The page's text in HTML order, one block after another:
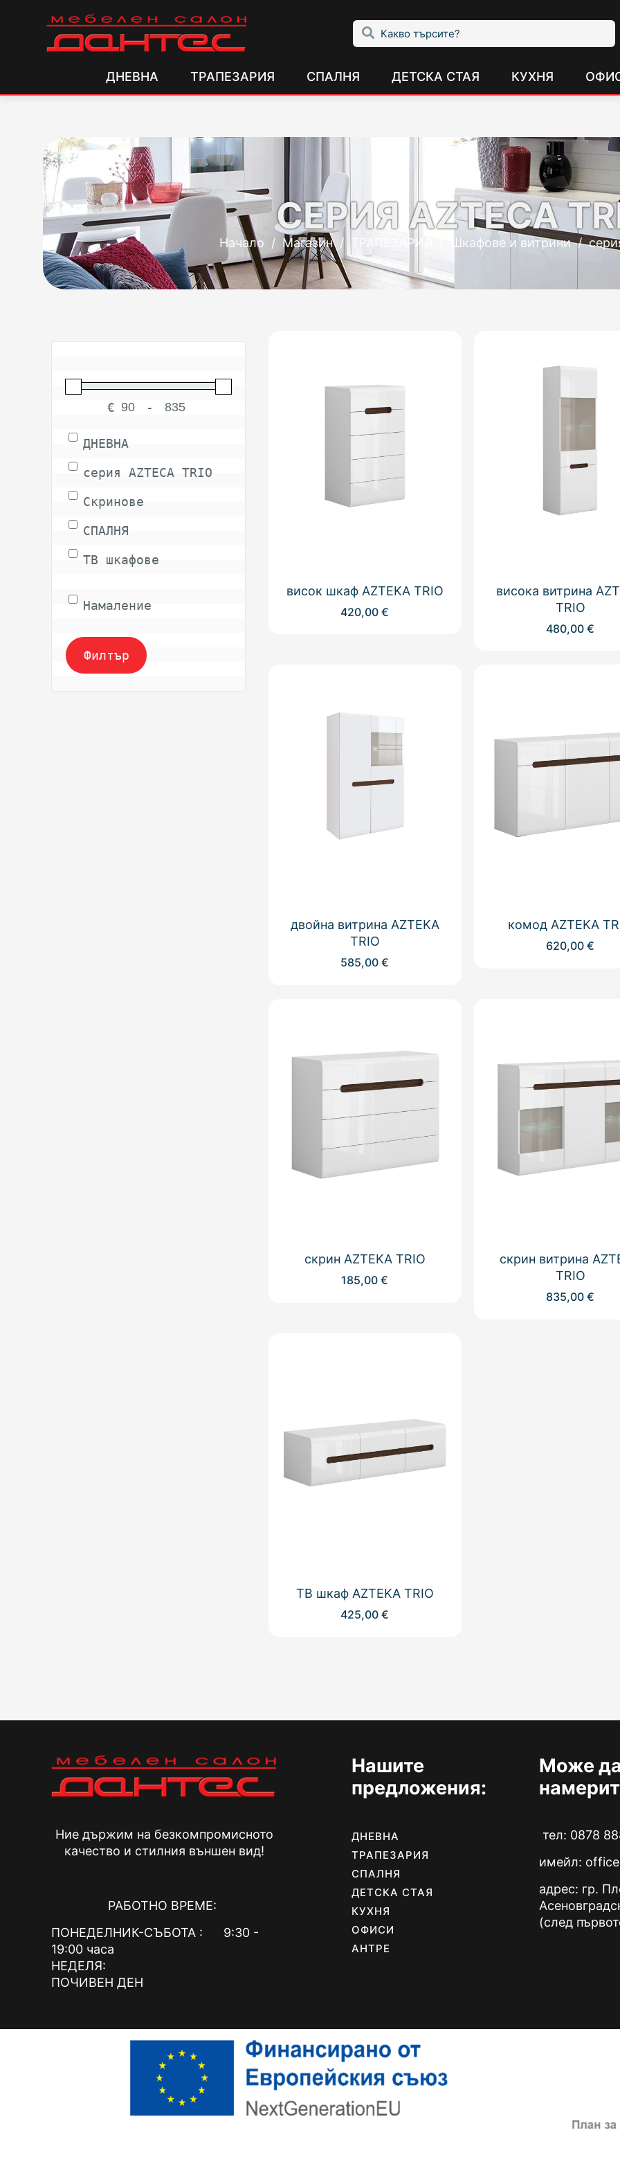
ДНЕВНА ТРАПЕЗАРИЯ СПАЛНЯ ДЕТСКА СТАЯ КУХНЯ
СЕРИЯ AZTECA
Начало / Магазин/ ТРАПЕЗАРИЯ Шкафове и витрини/
€ Minimum Price
- Maximum Price
ДНЕВНА
серия AZTECA TRIO
Скринове
СПАЛНЯ
ТВ шкафове
Намаление
Филтър
висок шкаф AZTEKA TRIO
420,00€
висока витрина
TRIO
480,00€
двойна витрина AZTEKA
TRIO
585,00€
комод AZTEKA
620,00€
скрин AZTEKA TRIO
185,00€
скрин витрина
TRIO
835,00€
ТВ шкаф AZTEKA TRIO
425,00€
Ние държим на безкомпромисното
качество и стилния външен вид!
РАБОТНО ВРЕМЕ:
ПОНЕДЕЛНИК-СЪБОТА : 9:30 -
19:00 часа
НЕДЕЛЯ:
ПОЧИВЕН ДЕН
Нашите
предложения:
ДНЕВНА
ТРАПЕЗАРИЯ
СПАЛНЯ
ДЕТСКА СТАЯ
КУХНЯ
ОФИСИ
АНТРЕ
Може
тел: 0878
имейл:
адрес: гр.
(след